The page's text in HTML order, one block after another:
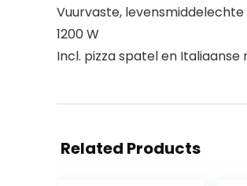
Vuurvaste,
1200 W
Incl. pizza spatel en
Related Products